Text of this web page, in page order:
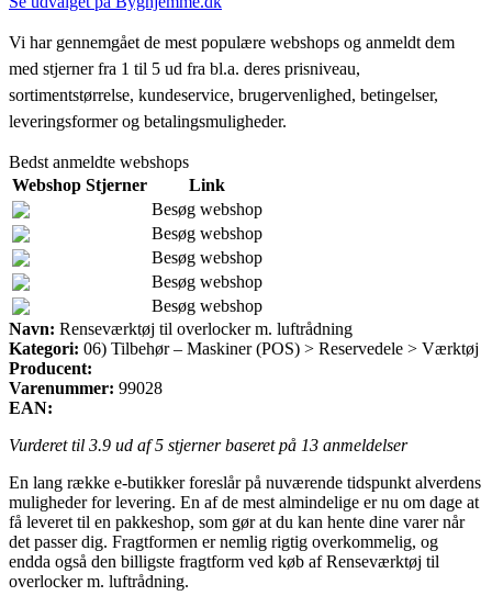
Vi har gennemgået de mest populære webshops og anmeldt dem
med stjerner fra 1 til 5 ud fra bl.a. deres prisniveau,
sortimentstørrelse, kundeservice, brugervenlighed, betingelser,
leveringsformer og betalingsmuligheder.
Bedst anmeldte webshops
Webshop Stjerner
Link
Besøg webshop
Besøg webshop
Besøg webshop
Besøg webshop
Besøg webshop
Navn: Renseværktøj til overlocker m. luftrådning
Kategori: 06) Tilbehør – Maskiner (POS) > Reservedele > Værktøj
Producent:
Varenummer: 99028
EAN:
Vurderet til 3.9 ud af 5 stjerner baseret på 13 anmeldelser
En lang række e-butikker foreslår på nuværende tidspunkt alverdens
muligheder for levering. En af de mest almindelige er nu om dage at
få leveret til en pakkeshop, som gør at du kan hente dine varer når
det passer dig. Fragtformen er nemlig rigtig overkommelig, og
endda også den billigste fragtform ved køb af Renseværktøj til
overlocker m. luftrådning.